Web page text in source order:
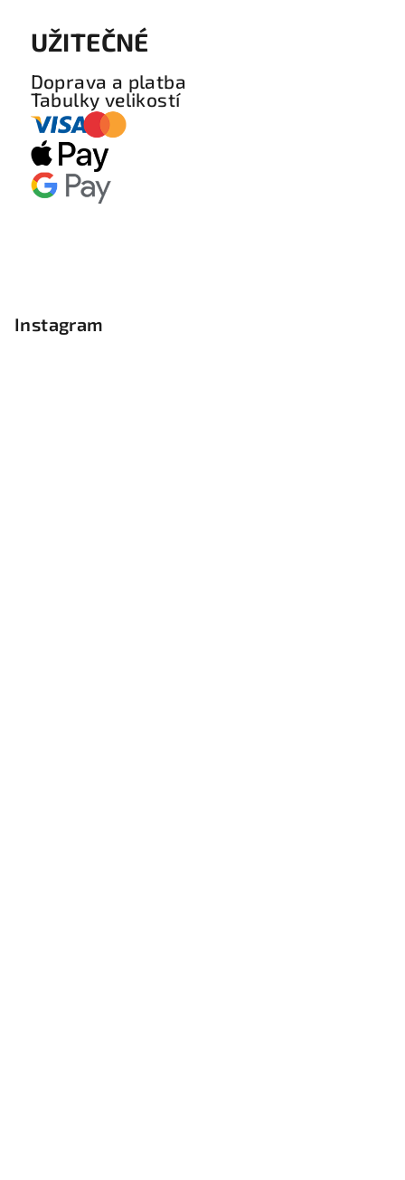
UŽITEČNÉ
Doprava a platba
Tabulky velikostí
Instagram